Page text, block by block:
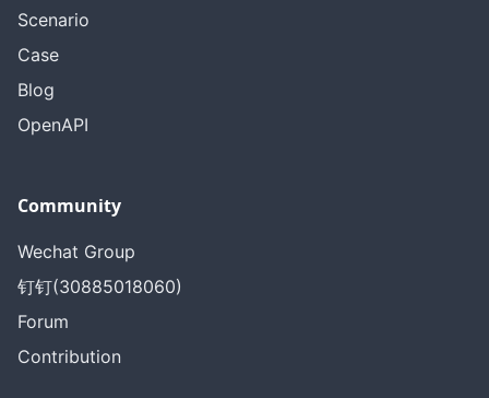
Scenario
Case
Blog
OpenAPI
Community
Wechat Group
钉钉(30885018060)
Forum
Contribution